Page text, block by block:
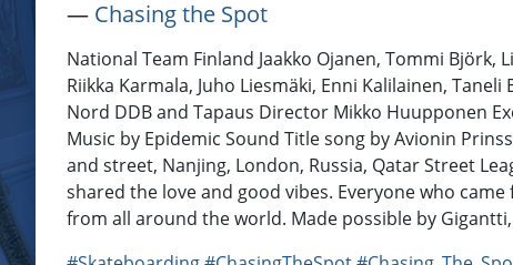
― Chasing the Spot
National Team Finland Jaakko Ojanen, Tommi Björk,
Riikka Karmala, Juho Liesmäki, Enni Kalilainen,
Nord DDB and Tapaus Director Mikko Huupponen
Music by Epidemic Sound Title song by Avionin
and street, Nanjing, London, Russia, Qatar Street
shared the love and good vibes. Everyone who
from all around the world. Made possible by Gigantti,